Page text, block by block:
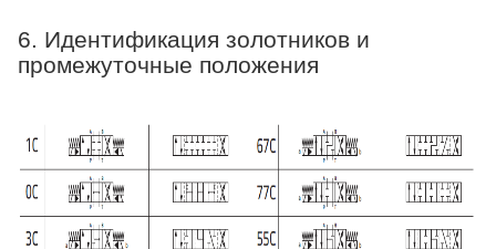
6. Идентификация золотников и
промежуточные положения